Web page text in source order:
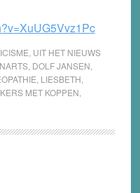
UIT HET NIEUWS
, DOLF JANSEN
LIESBETH
MET KOPPEN